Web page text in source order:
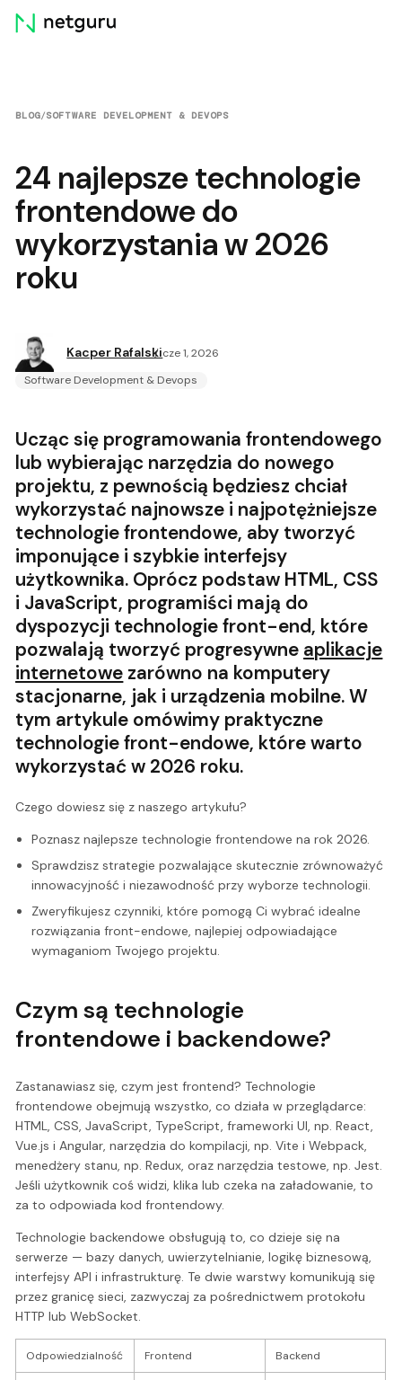
Skip
menu
BLOG/SOFTWARE DEVELOPMENT & DEVOPS
24 najlepsze technologie
frontendowe do
wykorzystania w 2026
roku
Kacper Rafalskicze 1, 2026
Software Development & Devops
Ucząc się programowania frontendowego
lub wybierając narzędzia do nowego
projektu, z pewnością będziesz chciał
wykorzystać najnowsze i najpotężniejsze
technologie frontendowe, aby tworzyć
imponujące i szybkie interfejsy
użytkownika. Oprócz podstaw HTML, CSS
i JavaScript, programiści mają do
dyspozycji technologie front-end, które
pozwalają tworzyć progresywne aplikacje
internetowe zarówno na komputery
stacjonarne, jak i urządzenia mobilne. W
tym artykule omówimy praktyczne
technologie front-endowe, które warto
wykorzystać w 2026 roku.
Czego dowiesz się z naszego artykułu?
Poznasz najlepsze technologie frontendowe na rok 2026.
Sprawdzisz strategie pozwalające skutecznie zrównoważyć
innowacyjność i niezawodność przy wyborze technologii.
Zweryfikujesz czynniki, które pomogą Ci wybrać idealne
rozwiązania front-endowe, najlepiej odpowiadające
wymaganiom Twojego projektu.
Czym są technologie
frontendowe i backendowe?
Zastanawiasz się, czym jest frontend? Technologie
frontendowe obejmują wszystko, co działa w przeglądarce:
HTML, CSS, JavaScript, TypeScript, frameworki UI, np. React,
Vue.js i Angular, narzędzia do kompilacji, np. Vite i Webpack,
menedżery stanu, np. Redux, oraz narzędzia testowe, np. Jest.
Jeśli użytkownik coś widzi, klika lub czeka na załadowanie, to
za to odpowiada kod frontendowy.
Technologie backendowe obsługują to, co dzieje się na
serwerze — bazy danych, uwierzytelnianie, logikę biznesową,
interfejsy API i infrastrukturę. Te dwie warstwy komunikują się
przez granicę sieci, zazwyczaj za pośrednictwem protokołu
HTTP lub WebSocket.
Odpowiedzialność Frontend Backend